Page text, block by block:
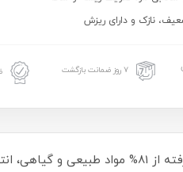
نازک و دارای ریزش
۷ روز ضمانت بازگشت
شامپو ضد ریزش و تقویت کننده مو فیتوسیان بانوان فیتو